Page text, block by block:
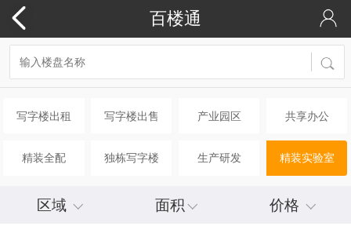
百楼通
写字楼出租 写字楼出售 产业园区 共享办公
精装全配 独栋写字楼 生产研发 精装实验室
区域 面积 价格